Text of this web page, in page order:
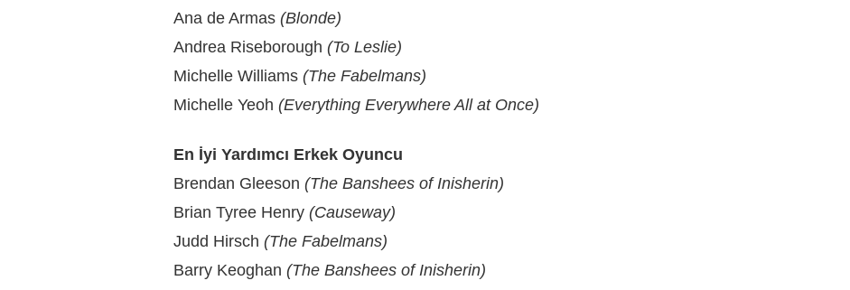
Ana de Armas (Blonde)
Andrea Riseborough (To Leslie)
Michelle Williams (The Fabelmans)
Michelle Yeoh (Everything Everywhere All at Once)
En İyi Yardımcı Erkek Oyuncu
Brendan Gleeson (The Banshees of Inisherin)
Brian Tyree Henry (Causeway)
Judd Hirsch (The Fabelmans)
Barry Keoghan (The Banshees of Inisherin)